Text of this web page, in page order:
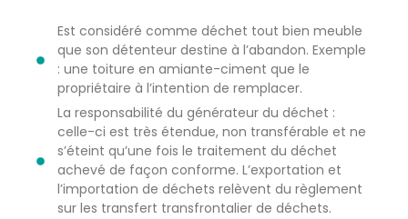
Est considéré comme déchet tout bien meuble
que son détenteur destine à l’abandon. Exemple
: une toiture en amiante-ciment que le
propriétaire à l’intention de remplacer.
La responsabilité du générateur du déchet :
celle-ci est très étendue, non transférable et ne
s’éteint qu’une fois le traitement du déchet
achevé de façon conforme. L’exportation et
l’importation de déchets relèvent du règlement
sur les transfert transfrontalier de déchets.